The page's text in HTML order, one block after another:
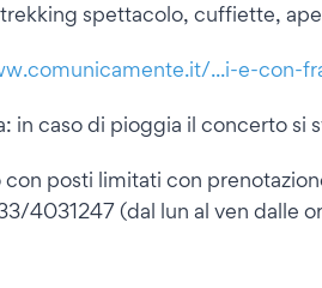
spettacolo, cuffiette,
...i-e-con-
in caso di pioggia il concerto si
posti limitati con
4031247 (dal lun al ven dalle